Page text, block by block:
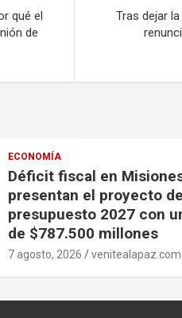
qué el
de
Tras dejar
ECONOMÍA
Déficit fiscal en
presentan el proyecto de
presupuesto 2027 con
de $787.500 millones
7 agosto, 2026